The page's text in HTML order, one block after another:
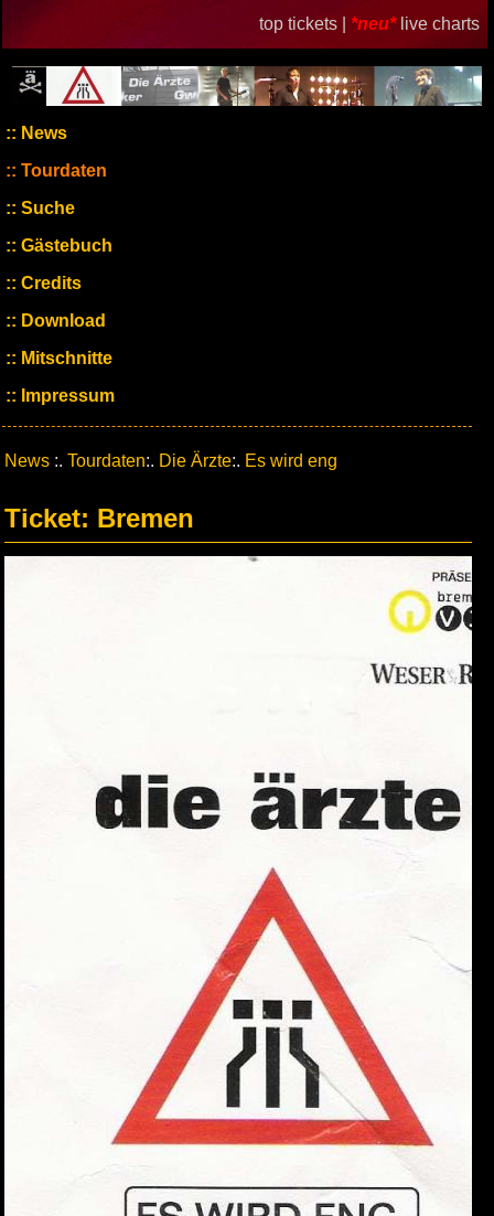
top tickets | *neu* live charts
News
Tourdaten
Suche
Gästebuch
Credits
Download
Mitschnitte
Impressum
News :. Tourdaten:. Die Ärzte:. Es wird eng
Ticket: Bremen